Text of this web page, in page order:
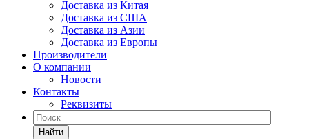
Доставка из Китая
Доставка из США
Доставка из Азии
Доставка из Европы
Производители
О компании
Новости
Контакты
Реквизиты
Найти